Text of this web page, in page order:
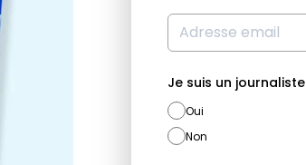
Je suis un journaliste
Oui
Non